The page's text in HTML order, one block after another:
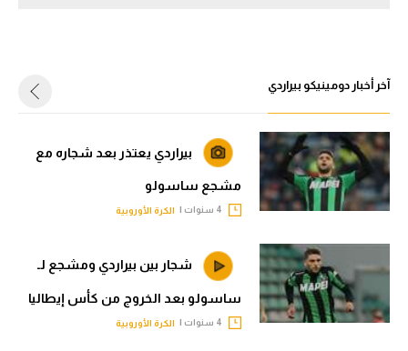
رياضات أخرى
أمم إفريقيا
كرة السلة الأمريكية
كرة سلة
كرة يد
كرة طائرة
آخر أخبار دومينيكو بيراردي
بيراردي يعتذر بعد شجاره مع
مشجع ساسولو
الكرة الأوروبية
شجار بين بيراردي ومشجع لـ
ساسولو بعد الخروج من كأس إيطاليا
الكرة الأوروبية